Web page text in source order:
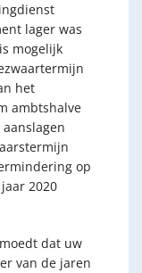
lager was
mogelijk
het
ambtshalve
op
2020
dat uw
van de jaren